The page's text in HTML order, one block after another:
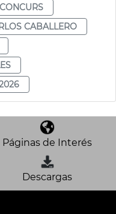
CONCURS
CABALLERO
Páginas de Interés
Descargas